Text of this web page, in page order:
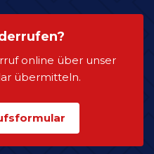
online über unser
übermitteln.